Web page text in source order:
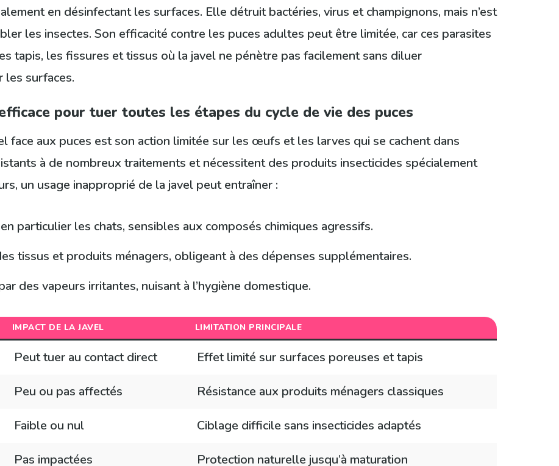
en désinfectant les surfaces. Elle détruit bactéries, virus et champignons, mais n’est
les insectes. Son efficacité contre les puces adultes peut être limitée, car ces parasites
tapis, les fissures et tissus où la javel ne pénètre pas facilement sans diluer
les surfaces.
pour tuer toutes les étapes du cycle de vie des puces
face aux puces est son action limitée sur les œufs et les larves qui se cachent dans
à de nombreux traitements et nécessitent des produits insecticides spécialement
un usage inapproprié de la javel peut entraîner :
particulier les chats, sensibles aux composés chimiques agressifs.
tissus et produits ménagers, obligeant à des dépenses supplémentaires.
des vapeurs irritantes, nuisant à l’hygiène domestique.
IMPACT DE LA JAVEL LIMITATION PRINCIPALE
Peut tuer au contact direct Effet limité sur surfaces poreuses et tapis
Peu ou pas affectés Résistance aux produits ménagers classiques
Faible ou nul Ciblage difficile sans insecticides adaptés
Pas impactées Protection naturelle jusqu’à maturation